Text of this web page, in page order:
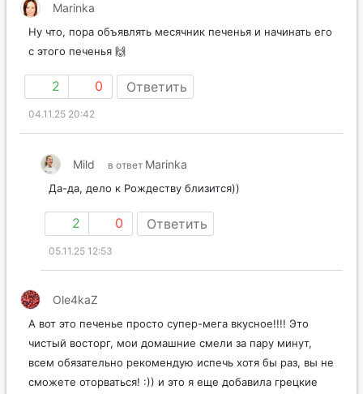
Marinka
Ну что, пора объявлять месячник печенья и начинать его
с этого печенья 🙌
2 0 Ответить
04.11.25 20:42
Mild в ответ Marinka
Да-да, дело к Рождеству близится))
2 0 Ответить
05.11.25 12:53
Ole4kaZ
А вот это печенье просто супер-мега вкусное!!!! Это
чистый восторг, мои домашние смели за пару минут,
всем обязательно рекомендую испечь хотя бы раз, вы не
сможете оторваться! :)) и это я еще добавила грецкие